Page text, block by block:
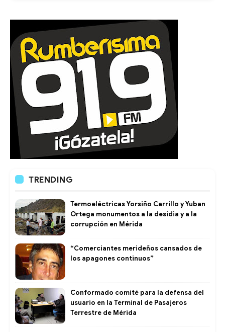
TRENDING
Termoeléctricas Yorsiño Carrillo y Yuban
Ortega monumentos a la desidia y a la
corrupción en Mérida
“Comerciantes merideños cansados de
los apagones continuos”
Conformado comité para la defensa del
usuario en la Terminal de Pasajeros
Terrestre de Mérida